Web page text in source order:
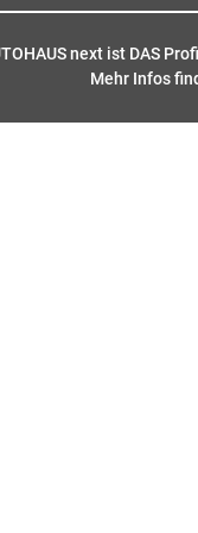
next ist DAS
Mehr Infos